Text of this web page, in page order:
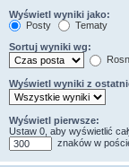
Wyświetl wyniki jako:
Posty
Tematy
Sortuj wyniki wg:
Wyświetl wyniki z
Wyświetl pierwsze:
Ustaw 0, aby wyświetlić
znaków w